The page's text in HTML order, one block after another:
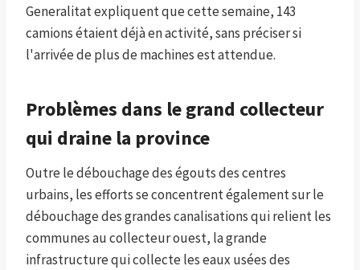
Generalitat expliquent que cette semaine, 143
camions étaient déjà en activité, sans préciser si
l'arrivée de plus de machines est attendue.
Problèmes dans le grand collecteur
qui draine la province
Outre le débouchage des égouts des centres
urbains, les efforts se concentrent également sur le
débouchage des grandes canalisations qui relient les
communes au collecteur ouest, la grande
infrastructure qui collecte les eaux usées des